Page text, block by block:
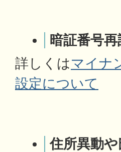
暗証番号再
詳しくはマイナ
設定について
住所異動